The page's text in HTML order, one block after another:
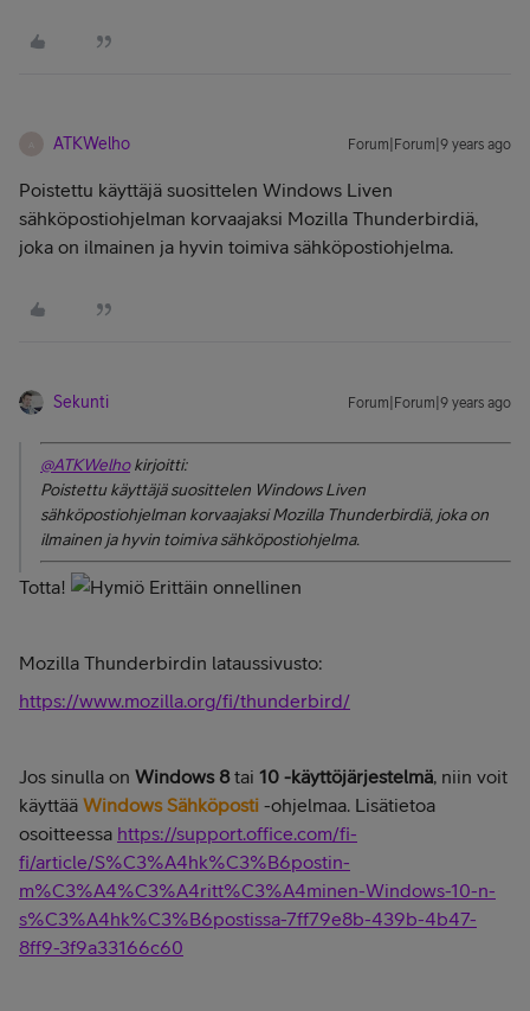
ATKWelho Forum|Forum|9 years ago
Poistettu käyttäjä suosittelen Windows Liven
sähköpostiohjelman korvaajaksi Mozilla Thunderbirdiä,
joka on ilmainen ja hyvin toimiva sähköpostiohjelma.
Sekunti Forum|Forum|9 years ago
@ATKWelhokirjoitti:
Poistettu käyttäjä suosittelen Windows Liven
sähköpostiohjelman korvaajaksi Mozilla Thunderbirdiä, joka on
ilmainen ja hyvin toimiva sähköpostiohjelma.
Totta!
Mozilla Thunderbirdin lataussivusto:
https://www.mozilla.org/fi/thunderbird/
Jos sinulla on Windows 8tai 10 -käyttöjärjestelmä, niin voit
käyttää Windows Sähköposti -ohjelmaa. Lisätietoa
osoitteessa https://support.office.com/fi-
fi/article/S%C3%A4hk%C3%B6postin-
m%C3%A4%C3%A4ritt%C3%A4minen-Windows-10-n-
s%C3%A4hk%C3%B6postissa-7ff79e8b-439b-4b47-
8ff9-3f9a33166c60